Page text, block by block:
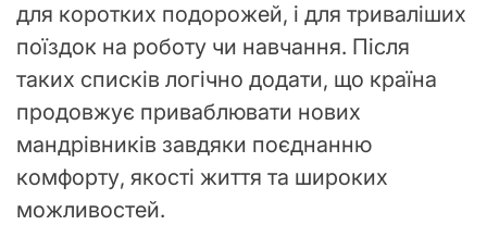
для коротких подорожей, і для триваліших
поїздок на роботу чи навчання. Після
таких списків логічно додати, що країна
продовжує приваблювати нових
мандрівників завдяки поєднанню
комфорту, якості життя та широких
можливостей.